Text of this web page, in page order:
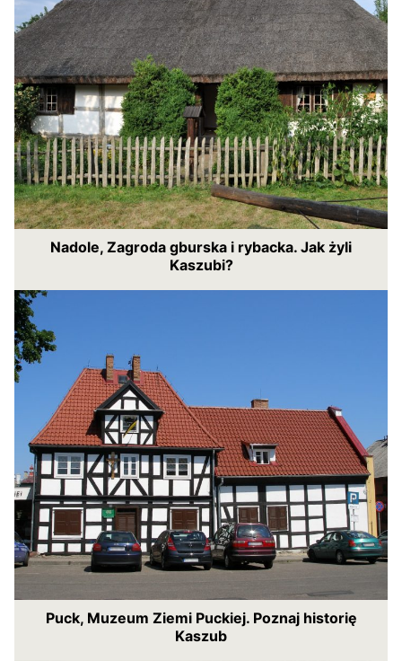
Nadole, Zagroda gburska i rybacka. Jak żyli
Kaszubi?
Puck, Muzeum Ziemi Puckiej. Poznaj historię
Kaszub